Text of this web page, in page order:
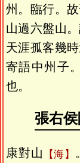
州。臨行。
山過六盤山
天涯孤客幾
寄語中州子
也。
張右
康對山 海